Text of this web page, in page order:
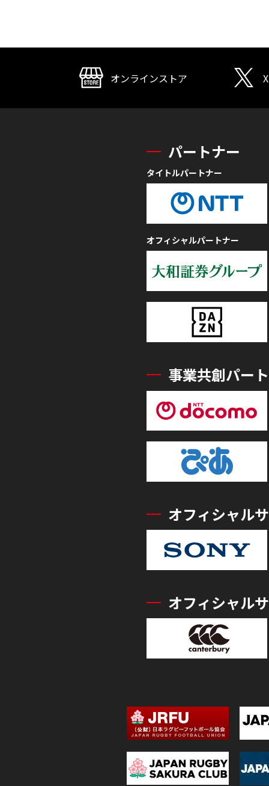
オンラインストア X
パートナー
タイトルパートナー
オフィシャルパートナー
事業共創パー
オフィシャル
オフィシャル